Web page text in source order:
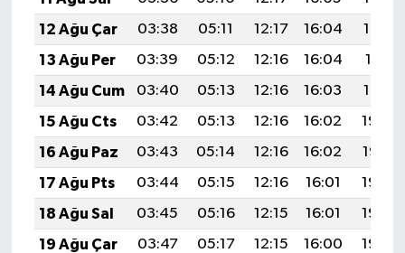
12 Ağu Çar
03:38 05:11 12:17 16:04
19:12
13 Ağu Per
03:39 05:12 12:16 16:04
19:11
14 Ağu Cum
03:40 05:13 12:16 16:03
19:10
15 Ağu Cts
03:42 05:13 12:16 16:02
19:09
16 Ağu Paz
03:43 05:14 12:16 16:02
19:07
17 Ağu Pts
03:44 05:15 12:16 16:01
19:06
18 Ağu Sal
03:45 05:16 12:15 16:01
19:05
19 Ağu Çar
03:47 05:17 12:15 16:00
19:03